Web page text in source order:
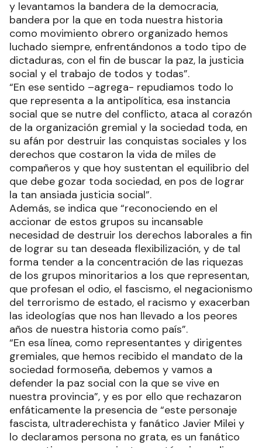
y levantamos la bandera de la democracia,
bandera por la que en toda nuestra historia
como movimiento obrero organizado hemos
luchado siempre, enfrentándonos a todo tipo de
dictaduras, con el fin de buscar la paz, la justicia
social y el trabajo de todos y todas”.
“En ese sentido –agrega- repudiamos todo lo
que representa a la antipolítica, esa instancia
social que se nutre del conflicto, ataca al corazón
de la organización gremial y la sociedad toda, en
su afán por destruir las conquistas sociales y los
derechos que costaron la vida de miles de
compañeros y que hoy sustentan el equilibrio del
que debe gozar toda sociedad, en pos de lograr
la tan ansiada justicia social”.
Además, se indica que “reconociendo en el
accionar de estos grupos su incansable
necesidad de destruir los derechos laborales a fin
de lograr su tan deseada flexibilización, y de tal
forma tender a la concentración de las riquezas
de los grupos minoritarios a los que representan,
que profesan el odio, el fascismo, el negacionismo
del terrorismo de estado, el racismo y exacerban
las ideologías que nos han llevado a los peores
años de nuestra historia como país”.
“En esa línea, como representantes y dirigentes
gremiales, que hemos recibido el mandato de la
sociedad formoseña, debemos y vamos a
defender la paz social con la que se vive en
nuestra provincia”, y es por ello que rechazaron
enfáticamente la presencia de “este personaje
fascista, ultraderechista y fanático Javier Milei y
lo declaramos persona no grata, es un fanático